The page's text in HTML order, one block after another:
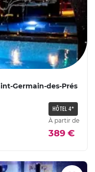
Germain-des-Prés
HÔTEL 4*
À partir de
389 €